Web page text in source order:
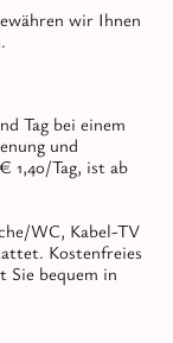
wir Ihnen
Tag bei einem
und
1,40/Tag, ist ab
WC, Kabel-TV
Kostenfreies
bequem in